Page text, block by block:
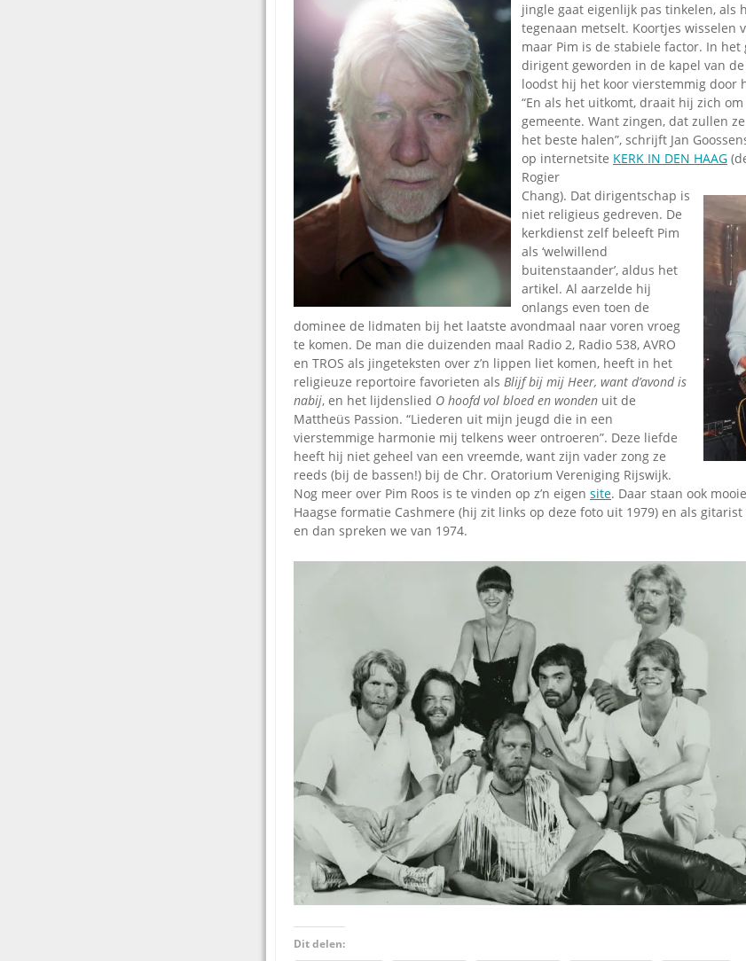
jingle gaat eigenlijk pas tinkelen, als
tegenaan metselt. Koortjes wisselen
maar Pim is de stabiele factor. In het
dirigent geworden in de kapel van de
loodst hij het koor vierstemmig door
“En als het uitkomt, draait hij zich
gemeente. Want zingen, dat zullen
het beste halen”, schrijft Jan
op internetsite KERK IN DEN HAAG
Rogier
Chang). Dat dirigentschap is
niet religieus gedreven. De
kerkdienst zelf beleeft Pim
als ‘welwillend
buitenstaander’, aldus het
artikel. Al aarzelde hij
onlangs even toen de
dominee de lidmaten bij het laatste avondmaal naar voren vroeg
te komen. De man die duizenden maal Radio 2, Radio 538, AVRO
en TROS als jingeteksten over z’n lippen liet komen, heeft in het
religieuze reportoire favorieten als Blijf bij mij Heer, want d’avond is
nabij, en het lijdenslied O hoofd vol bloed en wonden uit de
Mattheüs Passion. “Liederen uit mijn jeugd die in een
vierstemmige harmonie mij telkens weer ontroeren”. Deze liefde
heeft hij niet geheel van een vreemde, want zijn vader zong ze
reeds (bij de bassen!) bij de Chr. Oratorium Vereniging Rijswijk.
Nog meer over Pim Roos is te vinden op z’n eigen site. Daar staan ook
Haagse formatie Cashmere (hij zit links op deze foto uit 1979) en als
en dan spreken we van 1974.
Dit delen: